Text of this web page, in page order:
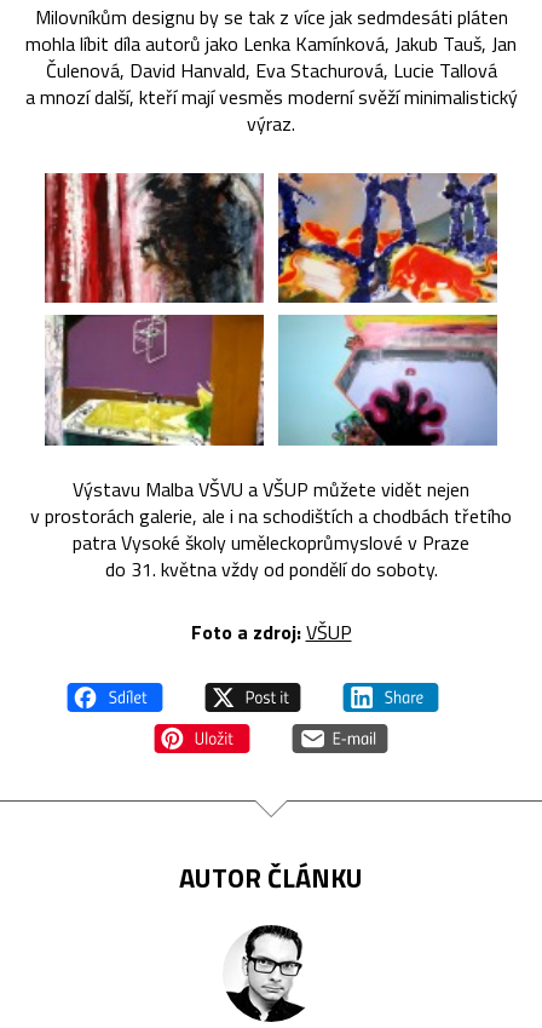
Milovníkům designu by se tak z více jak sedmdesáti pláten
mohla líbit díla autorů jako Lenka Kamínková, Jakub Tauš, Jan
Čulenová, David Hanvald, Eva Stachurová, Lucie Tallová
a mnozí další, kteří mají vesměs moderní svěží minimalistický
výraz.
Výstavu Malba VŠVU a VŠUP můžete vidět nejen
v prostorách galerie, ale i na schodištích a chodbách třetího
patra Vysoké školy uměleckoprůmyslové v Praze
do 31. května vždy od pondělí do soboty.
Foto a zdroj:VŠUP
AUTOR ČLÁNKU